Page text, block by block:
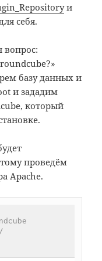
и
себя.
вопрос:
базу данных и
и зададим
который
проведём
Apache.